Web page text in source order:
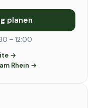
planen
– 12:00
→
Rhein →